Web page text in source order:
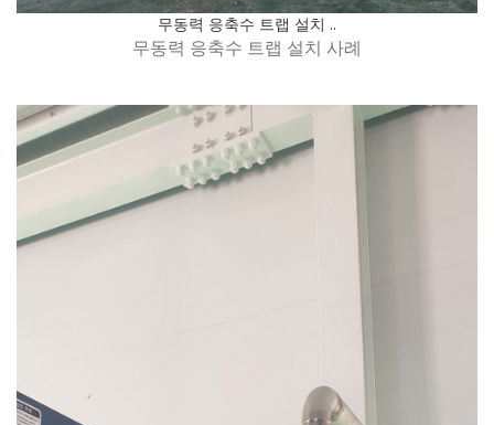
무동력 응축수 트랩 설치 ..
무동력 응축수 트랩 설치 사례